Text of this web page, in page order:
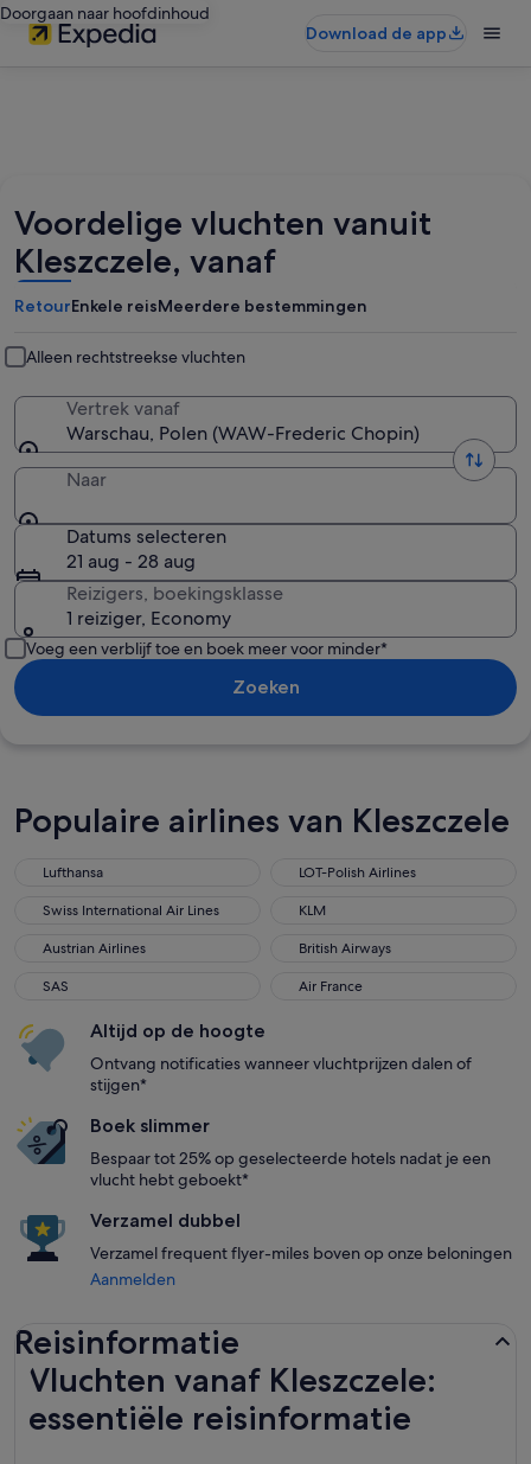
Doorgaan naar hoofdinhoud
Download de app
Voordelige vluchten vanuit
Kleszczele, vanaf
RetourEnkele reisMeerdere bestemmingen
Alleen rechtstreekse vluchten
Vertrek vanaf
Warschau, Polen (WAW-Frederic Chopin)
Naar
Datums selecteren
21 aug - 28 aug
Reizigers, boekingsklasse
1 reiziger, Economy
Voeg een verblijf toe en boek meer voor minder*
Zoeken
Populaire airlines van Kleszczele
Lufthansa
LOT-Polish Airlines
Swiss International Air Lines
KLM
Austrian Airlines
British Airways
SAS
Air France
Altijd op de hoogte
Ontvang notificaties wanneer vluchtprijzen dalen of
stijgen*
Boek slimmer
Bespaar tot 25% op geselecteerde hotels nadat je een
vlucht hebt geboekt*
Verzamel dubbel
Verzamel frequent flyer-miles boven op onze beloningen
Aanmelden
Reisinformatie
Vluchten vanaf Kleszczele:
essentiële reisinformatie